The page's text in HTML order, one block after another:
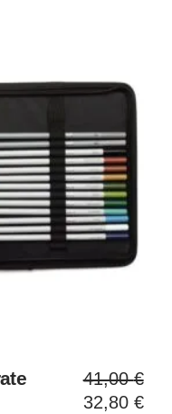
41,00€
Il
prezzo
32,80 €
Il
prezzo